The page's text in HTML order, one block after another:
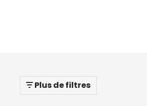
Plus de filtres